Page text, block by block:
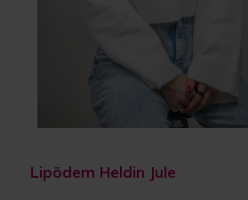
Lipödem Heldin Jule